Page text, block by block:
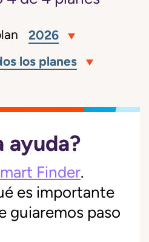
2026
los planes
ayuda?
Finder.
es importante
guiaremos paso